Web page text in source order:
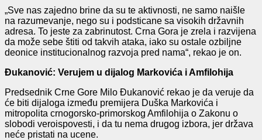
„Sve nas zajedno brine da su te aktivnosti, ne samo naišle
na razumevanje, nego su i podsticane sa visokih državnih
adresa. To jeste za zabrinutost. Crna Gora je zrela i razvijena
da može sebe štiti od takvih ataka, iako su ostale ozbiljne
deonice institucionalnog razvoja pred nama“, rekao je on.
Đukanović: Verujem u dijalog Markovića i Amfilohija
Predsednik Crne Gore Milo Đukanović rekao je da veruje da
će biti dijaloga između premijera Duška Markovića i
mitropolita crnogorsko-primorskog Amfilohija o Zakonu o
slobodi veroispovesti, i da tu nema drugog izbora, jer država
neće pristati na ucene.